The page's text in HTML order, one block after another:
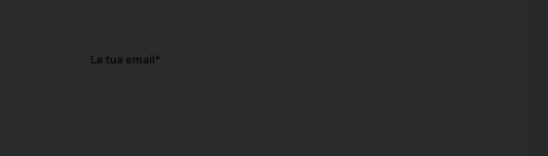
La tua email*